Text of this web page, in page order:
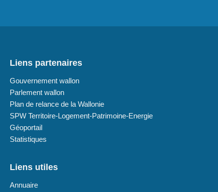
Liens partenaires
Gouvernement wallon
Parlement wallon
Plan de relance de la Wallonie
SPW Territoire-Logement-Patrimoine-Energie
Géoportail
Statistiques
Liens utiles
Annuaire